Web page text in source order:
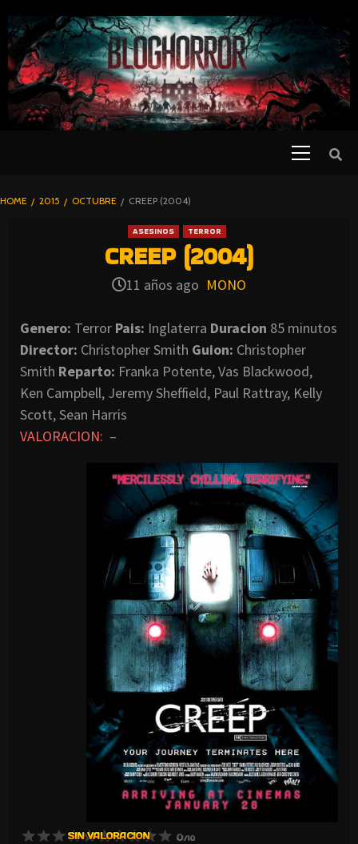
TO
CONTENT
BLOGHORROR
HOME 2015 OCTUBRE CREEP (2004)
ASESINOS TERROR
CREEP (2004)
11 años ago MONO
Genero: Terror Pais: Inglaterra Duracion 85 minutos
Director: Christopher Smith Guion: Christopher
Smith Reparto: Franka Potente, Vas Blackwood,
Ken Campbell, Jeremy Sheffield, Paul Rattray, Kelly
Scott, Sean Harris
VALORACION: –